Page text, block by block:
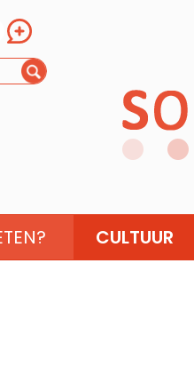
CULTUUR